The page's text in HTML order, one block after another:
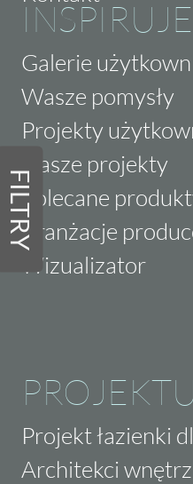
FILTRY
Galerie
Wasze pomysły
Projekty
Nasze projekty
Polecane
Aranżacje
Wizualizator
Projekt łazienki
Architekci wnętrz